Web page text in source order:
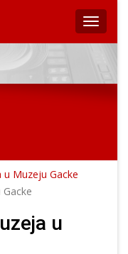
Muzeju Gacke
u